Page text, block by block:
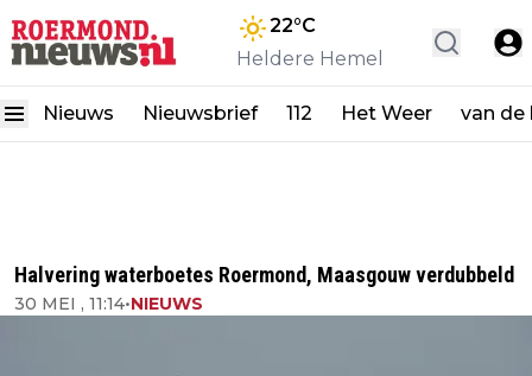
22°C
Heldere Hemel
Nieuws Nieuwsbrief 112 Het Weer van de
Halvering waterboetes Roermond, Maasgouw verdubbeld
30 MEI , 11:14•NIEUWS